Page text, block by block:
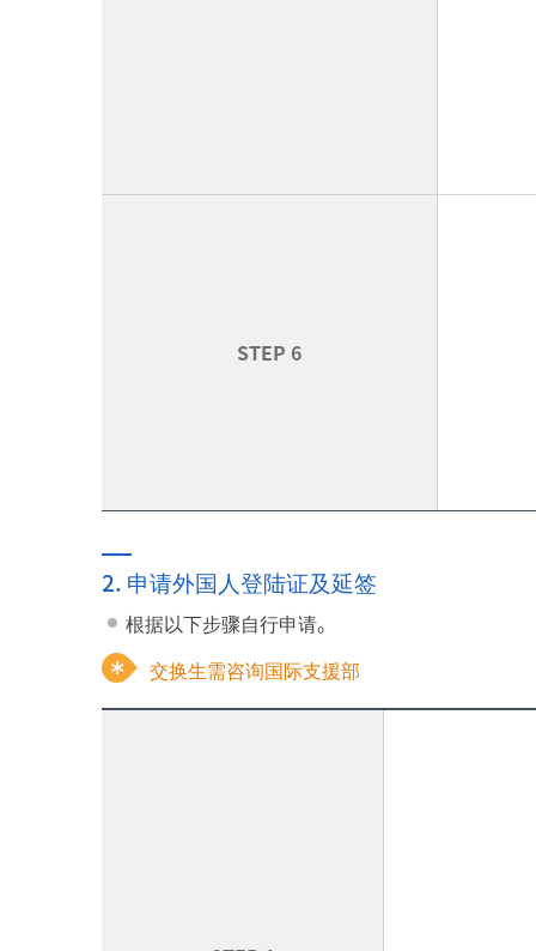
STEP 6
2. 申请外国人登陆证及延签
根据以下步骤自行申请。
交换生需咨询国际支援部